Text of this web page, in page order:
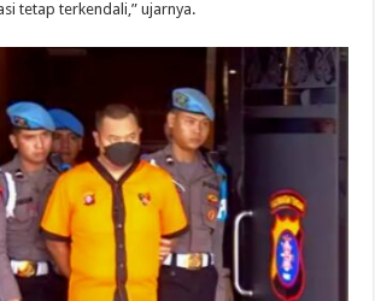
tetap terkendali,” ujarnya.